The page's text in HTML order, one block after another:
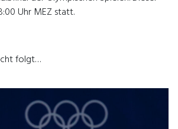
Uhr MEZ statt.
folgt…